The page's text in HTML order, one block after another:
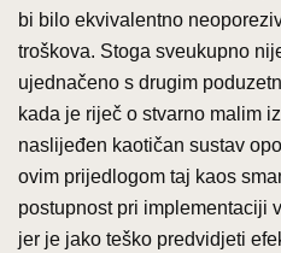
bi bilo ekvivalentno
troškova. Stoga sveukupno
ujednačeno s drugim
kada je riječ o stvarno malim
naslijeđen kaotičan sustav
ovim prijedlogom taj kaos
postupnost pri implementaciji
jer je jako teško predvidjeti